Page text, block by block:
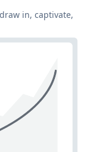
in, captivate,